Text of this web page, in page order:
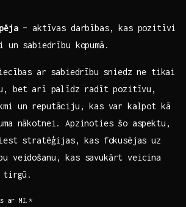
– aktīvas darbības, kas pozitīvi
un sabiedrību kopumā.
⁣ar sabiedrību ⁤sniedz ne tikai
bet arī⁣ palīdz‍ radīt pozitīvu,‍
un reputāciju,⁤ kas var kalpot kā
nākotnei. Apzinoties šo aspektu,
stratēģijas, kas fokusējas uz⁢
veidošanu, kas ‌savukārt veicina
⁤tirgū.
​ar​ MI.*